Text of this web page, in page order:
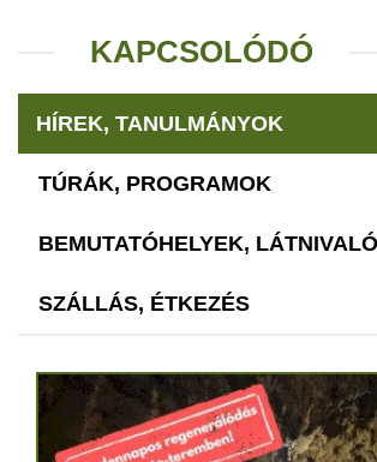
KAPCSOLÓDÓ
HÍREK, TANULMÁNYOK
TÚRÁK, PROGRAMOK
BEMUTATÓHELYEK,
SZÁLLÁS, ÉTKEZÉS